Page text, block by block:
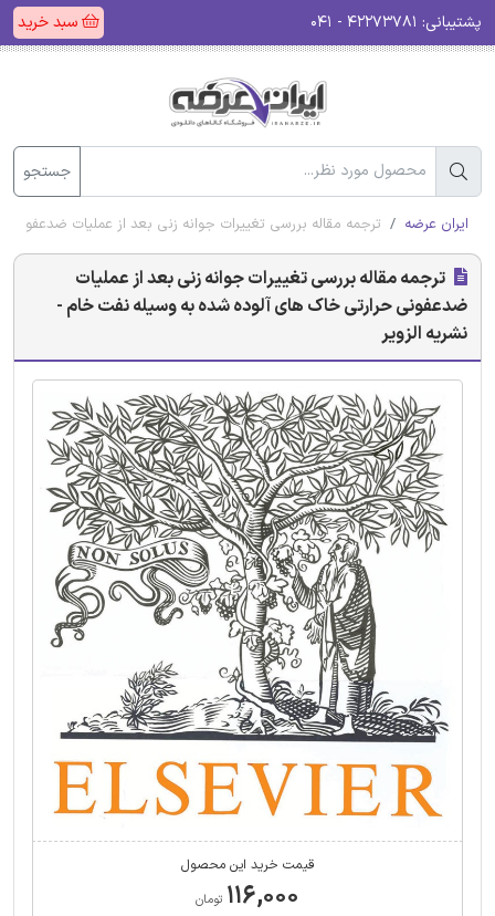
پشتیبانی: سبد خرید
جستجو
ایران عرضه ترجمه مقاله بررسی تغییرات جوانه زنی بعد از عملیات
ترجمه مقاله بررسی تغییرات جوانه زنی بعد از عملیات
ضدعفونی حرارتی خاک های آلوده شده به وسیله نفت خام -
نشریه الزویر
قیمت خرید این محصول
۱۱۶,۰۰۰ تومان